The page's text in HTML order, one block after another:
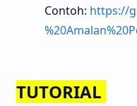
Contoh: https://
TUTORIAL